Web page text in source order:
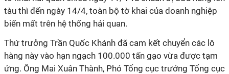
tàu thì đến ngày 14/4, toàn bộ tờ khai của doanh nghiệp
biến mất trên hệ thống hải quan.
Thứ trưởng Trần Quốc Khánh đã cam kết chuyển các lô
hàng này vào hạn ngạch 100.000 tấn gạo vừa được tạm
ứng. Ông Mai Xuân Thành, Phó Tổng cục trưởng Tổng cục